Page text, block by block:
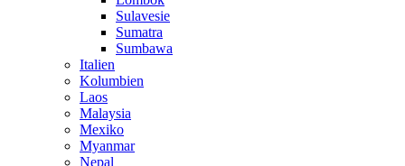
Sulavesie
Sumatra
Sumbawa
Italien
Kolumbien
Laos
Malaysia
Mexiko
Myanmar
Nepal